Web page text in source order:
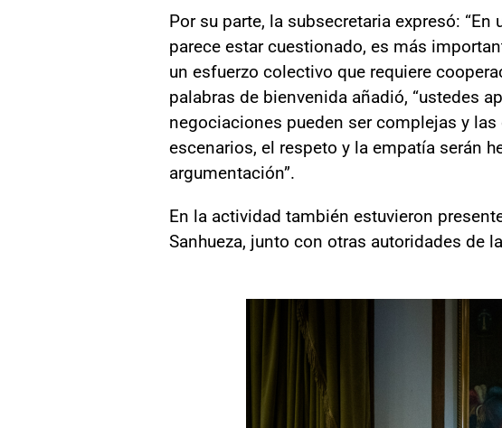
Por su parte, la subsecretaria expresó:
parece estar cuestionado, es más
un esfuerzo colectivo que requiere
palabras de bienvenida añadió, “ustedes
negociaciones pueden ser complejas y
escenarios, el respeto y la empatía serán
argumentación”.
En la actividad también estuvieron
Sanhueza, junto con otras autoridades de